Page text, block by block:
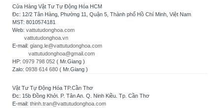
Cửa Hàng Vật Tư Tự Động Hóa HCM
Đc: 12/2 Tân Hàng, Phường 11, Quận 5, Thành phố Hồ Chí Minh, Việt Nam
MST: 8010574181
Web: vattutudonghoa.com
vattutudonghoa.vn
E-mail: giang.le@vattutudonghoa.com
vattutudonghoa@gmail.com
HP: 0979 798 052 ( Mr.Giang )
Zalo: 0938 614 680 ( Mr.Giang )
Vật Tư Tự Động Hóa TP.Cần Thơ
Đc: 15b Đồng Khởi. P. Tân An. Q. Ninh Kiều. Tp. Cần Thơ
E-mail: thinh.tran@vattutudonghoa.com